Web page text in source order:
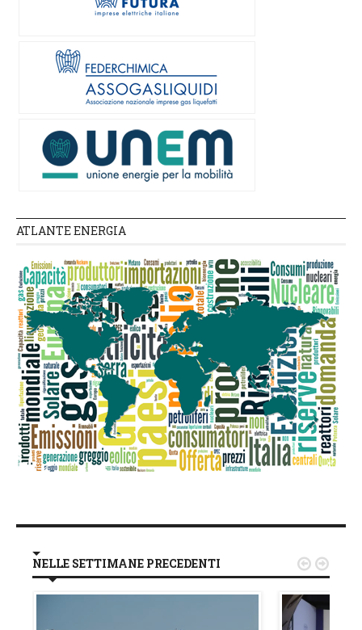
ATLANTE ENERGIA
NELLE SETTIMANE PRECEDENTI  